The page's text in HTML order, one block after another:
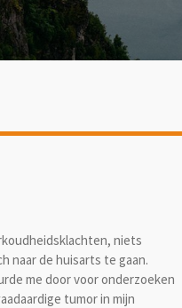
niets
naar de huisarts te gaan.
me door voor onderzoeken
tumor in mijn